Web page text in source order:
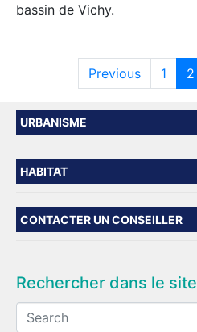
bassin de Vichy.
Previous 1 2
URBANISME
HABITAT
CONTACTER UN CONSEILLER
Rechercher dans le site